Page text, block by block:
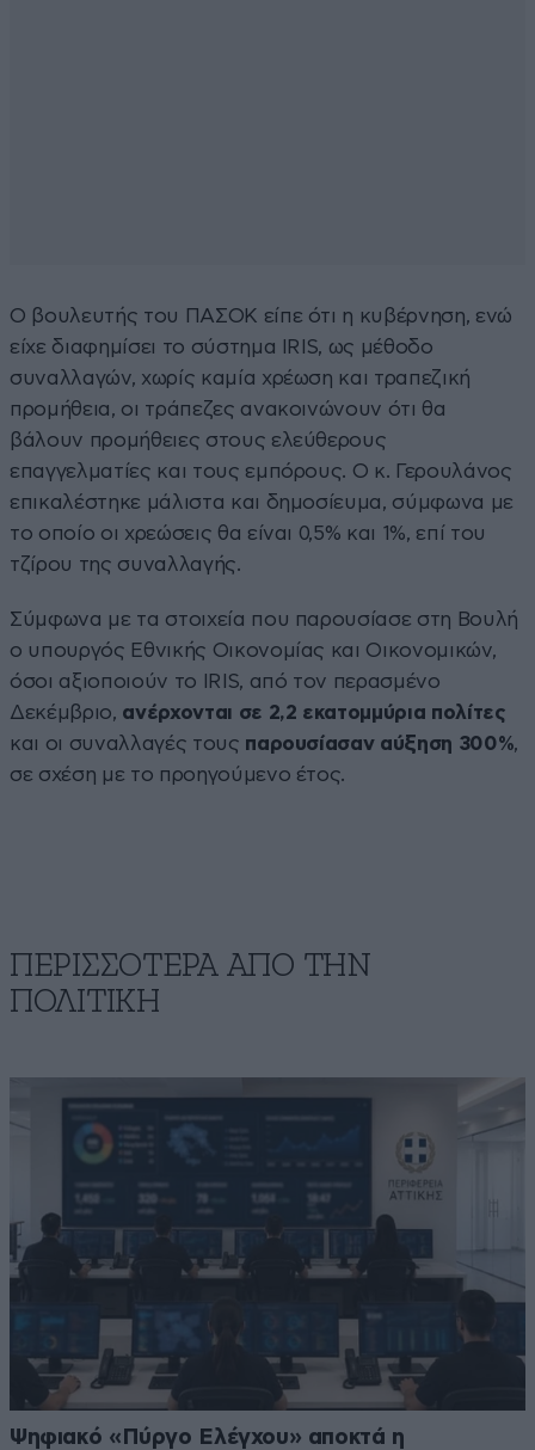
Ο βουλευτής του ΠΑΣΟΚ είπε ότι η κυβέρνηση, ενώ
είχε διαφημίσει το σύστημα IRIS, ως μέθοδο
συναλλαγών, χωρίς καμία χρέωση και τραπεζική
προμήθεια, οι τράπεζες ανακοινώνουν ότι θα
βάλουν προμήθειες στους ελεύθερους
επαγγελματίες και τους εμπόρους. Ο κ. Γερουλάνος
επικαλέστηκε μάλιστα και δημοσίευμα, σύμφωνα με
το οποίο οι χρεώσεις θα είναι 0,5% και 1%, επί του
τζίρου της συναλλαγής.
Σύμφωνα με τα στοιχεία που παρουσίασε στη Βουλή
ο υπουργός Εθνικής Οικονομίας και Οικονομικών,
όσοι αξιοποιούν το IRIS, από τον περασμένο
Δεκέμβριο, ανέρχονται σε 2,2 εκατομμύρια πολίτες
και οι συναλλαγές τους παρουσίασαν αύξηση 300%,
σε σχέση με το προηγούμενο έτος.
ΠΕΡΙΣΣΟΤΕΡΑ ΑΠΟ ΤΗΝ
ΠΟΛΙΤΙΚΗ
Ψηφιακό «Πύργο Ελέγχου» αποκτά η